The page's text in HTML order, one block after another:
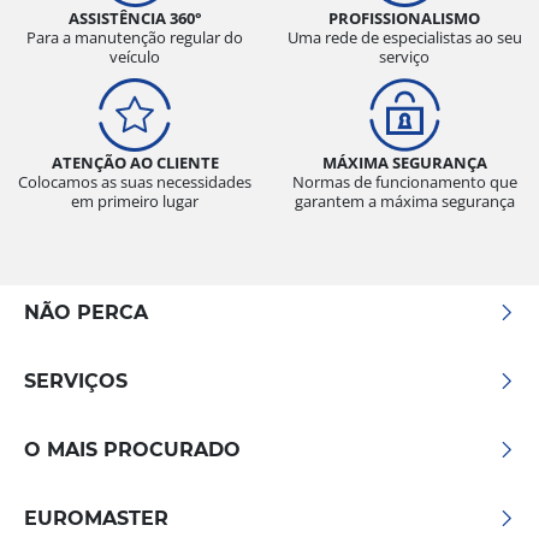
ASSISTÊNCIA 360°
Para a manutenção regular do
veículo
PROFISSIONALISMO
Uma rede de especialistas ao seu
serviço
ATENÇÃO AO CLIENTE
Colocamos as suas necessidades
em primeiro lugar
MÁXIMA SEGURANÇA
Normas de funcionamento que
garantem a máxima segurança
NÃO PERCA
SERVIÇOS
O MAIS PROCURADO
EUROMASTER